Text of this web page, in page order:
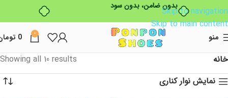
بدون ضامن، بدون سودSkip to navigation
Skip to main content
منو 0
0
خانه Showing all 10 results
نمایش نوار کناری